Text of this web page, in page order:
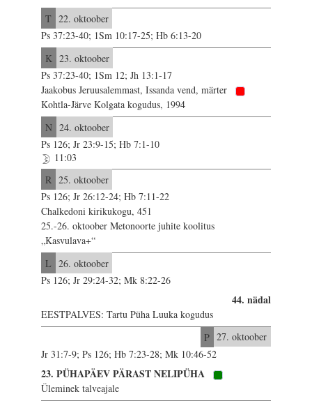
T 22. oktoober
Ps 37:23-40; 1Sm 10:17-25; Hb 6:13-20
K 23. oktoober
Ps 37:23-40; 1Sm 12; Jh 13:1-17
Jaakobus Jeruusalemmast, Issanda vend, märter
Kohtla-Järve Kolgata kogudus, 1994
N 24. oktoober
Ps 126; Jr 23:9-15; Hb 7:1-10
11:03
R 25. oktoober
Ps 126; Jr 26:12-24; Hb 7:11-22
Chalkedoni kirikukogu, 451
25.-26. oktoober Metonoorte juhite koolitus
„Kasvulava+“
L 26. oktoober
Ps 126; Jr 29:24-32; Mk 8:22-26
44. nädal
EESTPALVES: Tartu Püha Luuka kogudus
P 27. oktoober
Jr 31:7-9; Ps 126; Hb 7:23-28; Mk 10:46-52
23. PÜHAPÄEV PÄRAST NELIPÜHA
Üleminek talveajale